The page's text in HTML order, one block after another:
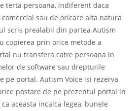
terta persoana, indiferent daca
sau de oricare alta natura
scris prealabil din partea Autism
copierea prin orice metode a
nu transfera catre persoana in
de software sau drepturile
pe portal. Autism Voice isi rezerva
postare de pe prezentul portal in
aceasta incalca legea, bunele